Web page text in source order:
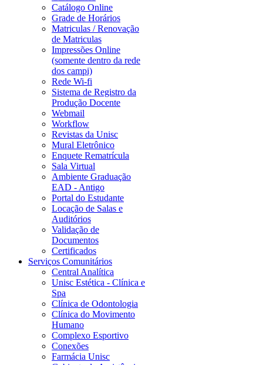
Catálogo Online
Grade de Horários
Matriculas / Renovação
de Matriculas
Impressões Online
(somente dentro da rede
dos campi)
Rede Wi-fi
Sistema de Registro da
Produção Docente
Webmail
Workflow
Revistas da Unisc
Mural Eletrônico
Enquete Rematrícula
Sala Virtual
Ambiente Graduação
EAD - Antigo
Portal do Estudante
Locação de Salas e
Auditórios
Validação de
Documentos
Certificados
Serviços Comunitários
Central Analítica
Unisc Estética - Clínica e
Spa
Clínica de Odontologia
Clínica do Movimento
Humano
Complexo Esportivo
Conexões
Farmácia Unisc